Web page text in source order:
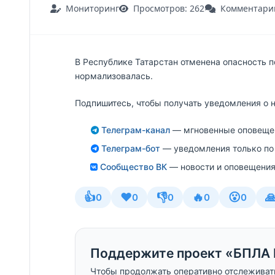
Мониторинг Просмотров: 262
В Республике Татарстан отменена
нормализовалась.
Подпишитесь, чтобы получать уведомления о
Телеграм-канал— мгновенные
Телеграм-бот — уведомления только
Сообщество ВК — новости и
👍0 ❤️0 👎0 🔥0 😮0
Поддержите проект «БПЛА
Чтобы продолжать оперативно